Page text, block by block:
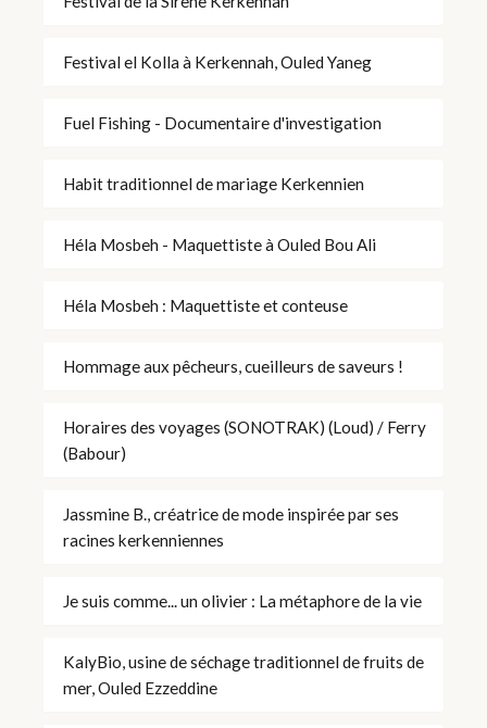
Festival el Kolla à Kerkennah, Ouled Yaneg
Fuel Fishing - Documentaire d'investigation
Habit traditionnel de mariage Kerkennien
Héla Mosbeh - Maquettiste à Ouled Bou Ali
Héla Mosbeh : Maquettiste et conteuse
Hommage aux pêcheurs, cueilleurs de saveurs !
Horaires des voyages (SONOTRAK) (Loud) / Ferry
(Babour)
Jassmine B., créatrice de mode inspirée par ses
racines kerkenniennes
Je suis comme... un olivier : La métaphore de la vie
KalyBio, usine de séchage traditionnel de fruits de
mer, Ouled Ezzeddine